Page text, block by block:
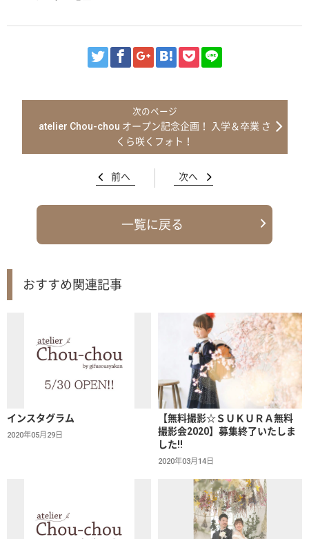
atelier Chou-chou オープン記念企画！ 入学＆卒業 さ
くら咲くフォト！
前へ 次へ
一覧に戻る
おすすめ関連記事
インスタグラム
2020年05月29日
【無料撮影☆ＳＵＫＵＲＡ無料
撮影会2020】募集終了いたしま
した!!
2020年03月14日